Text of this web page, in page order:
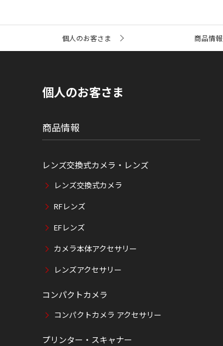
ト
個人のお客さま 商品情報
個人のお客さま
商品情報
レンズ交換式カメラ・レンズ
レンズ交換式カメラ
RFレンズ
EFレンズ
カメラ本体アクセサリー
レンズアクセサリー
コンパクトカメラ
コンパクトカメラ アクセサリー
プリンター・スキャナー